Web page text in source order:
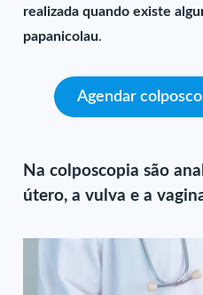
realizada quando existe
papanicolau.
Agendar
Na colposcopia são
útero, a vulva e a